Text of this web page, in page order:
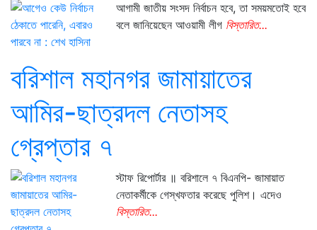
আগামী জাতীয় সংসদ নির্বাচন হবে, তা সময়মতোই হবে
বলে জানিয়েছেন আওয়ামী লীগ বিস্তারিত...
বরিশাল মহানগর জামায়াতের
আমির-ছাত্রদল নেতাসহ
গ্রেপ্তার ৭
স্টাফ রিপোর্টার ॥ বরিশালে ৭ বিএনপি- জামায়াত
নেতাকর্মীকে গেস্খফতার করেছে পুলিশ। এদেও
বিস্তারিত...